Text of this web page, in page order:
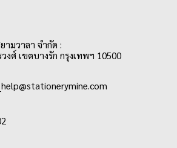
ามวาลา จำกัด :
งศ์ เขตบางรัก กรุงเทพฯ 10500